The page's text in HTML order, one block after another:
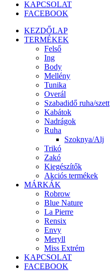
KAPCSOLAT
FACEBOOK
KEZDŐLAP
TERMÉKEK
Felső
Ing
Body
Mellény
Tunika
Overál
Szabadidő ruha/szett
Kabátok
Nadrágok
Ruha
Szoknya/Alj
Trikó
Zakó
Kiegészítők
Akciós termékek
MÁRKÁK
Robrow
Blue Nature
La Pierre
Rensix
Envy
Meryll
Miss Extrém
KAPCSOLAT
FACEBOOK